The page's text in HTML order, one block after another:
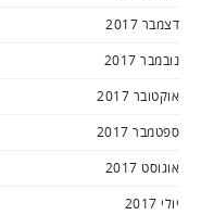
דצמבר 2017
נובמבר 2017
אוקטובר 2017
ספטמבר 2017
אוגוסט 2017
יולי 2017